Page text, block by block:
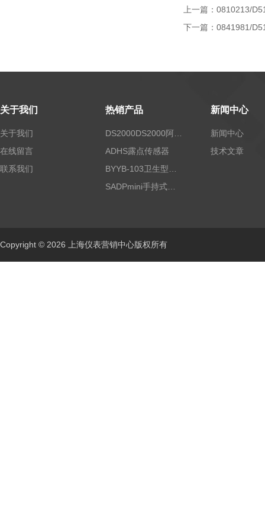
上一篇： 0810213/
下一篇： 0841981/
关于我们
关于我们
在线留言
联系我们
热销产品
ADHS露点传感器
新闻中心
新闻中心
技术文章
Copyright © 2026 上海仪表营销中心版权所有